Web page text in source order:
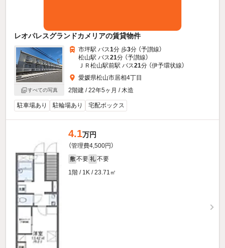
レオパレスグランドカメリアの賃貸物件
すべての写真
市坪駅 バス1分 歩3分 （予讃線）
松山駅 バス21分 （予讃線）
ＪＲ松山駅前駅 バス21分 （伊予環状線）
愛媛県松山市居相4丁目
2階建 / 22年5ヶ月 / 木造
駐車場あり 駐輪場あり 宅配ボックス
4.1万円
（管理費4,500円）
敷 不要 礼 不要
1階 / 1K / 23.71㎡